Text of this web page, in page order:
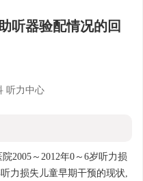
听器验配情况的回
听力中心
2005～2012年0～6岁听力损
力损失儿童早期干预的现状,